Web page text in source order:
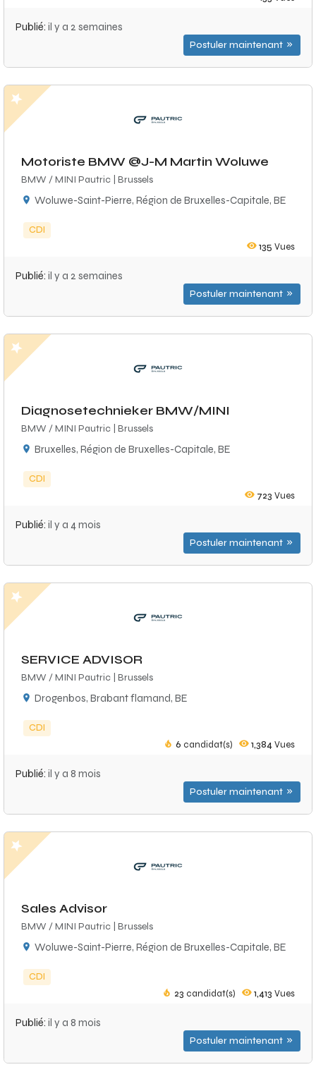
Publié: il y a 2 semaines
Postuler maintenant
Motoriste BMW @J-M Martin Woluwe
BMW / MINI Pautric | Brussels
Woluwe-Saint-Pierre, Région de Bruxelles-Capitale, BE
CDI
135 Vues
Publié: il y a 2 semaines
Postuler maintenant
Diagnosetechnieker BMW/MINI
BMW / MINI Pautric | Brussels
Bruxelles, Région de Bruxelles-Capitale, BE
CDI
723 Vues
Publié: il y a 4 mois
Postuler maintenant
SERVICE ADVISOR
BMW / MINI Pautric | Brussels
Drogenbos, Brabant flamand, BE
CDI
6 candidat(s) 1,384Vues
Publié: il y a 8 mois
Postuler maintenant
Sales Advisor
BMW / MINI Pautric | Brussels
Woluwe-Saint-Pierre, Région de Bruxelles-Capitale, BE
CDI
23 candidat(s) 1,413 Vues
Publié: il y a 8 mois
Postuler maintenant